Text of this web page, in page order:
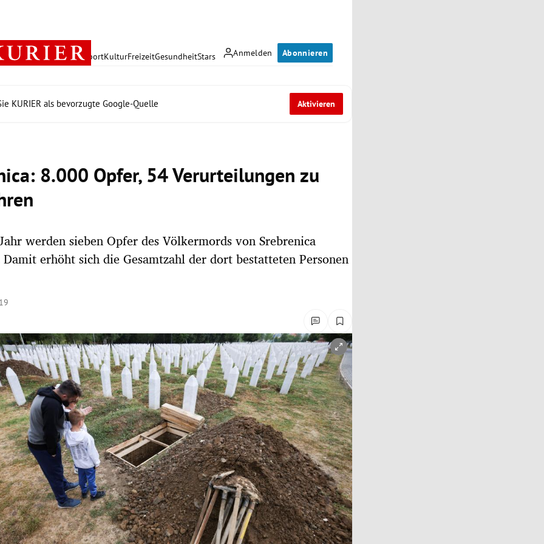
Anmelden Abonnieren
PolitikWirtschaft SportKulturFreizeitGesundheitStars
KURIER als bevorzugte Google-Quelle Aktivieren
8.000 Opfer, 54 Verurteilungen zu
werden sieben Opfer des Völkermords von Srebrenica
erhöht sich die Gesamtzahl der dort bestatteten Personen
öffnen/schließen